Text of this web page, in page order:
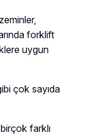
forklift
uygun
çok sayıda
farklı